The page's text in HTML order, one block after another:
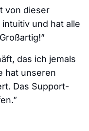
von dieser
und hat alle
das ich jemals
hat unseren
Das Support-